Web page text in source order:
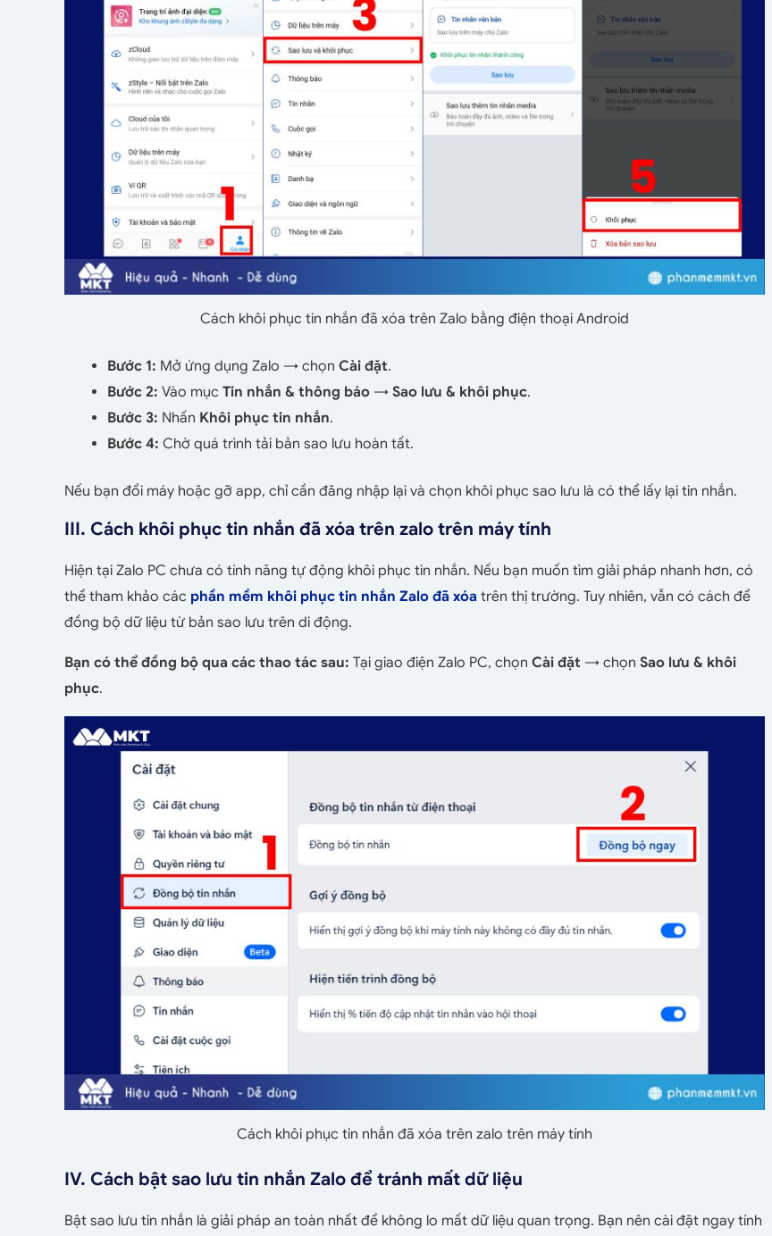
Cách khôi phục tin nhắn đã xóa trên Zalo bằng điện thoại Android
Bước 1: Mở ứng dụng Zalo → chọn Cài đặt.
Bước 2: Vào mục Tin nhắn & thông báo → Sao lưu & khôi phục.
Bước 3: Nhấn Khôi phục tin nhắn.
Bước 4: Chờ quá trình tải bản sao lưu hoàn tất.
Nếu bạn đổi máy hoặc gỡ app, chỉ cần đăng nhập lại và chọn khôi phục sao lưu là có thể lấy lại tin nhắn.
III. Cách khôi phục tin nhắn đã xóa trên zalo trên máy tính
Hiện tại Zalo PC chưa có tính năng tự động khôi phục tin nhắn. Nếu bạn muốn tìm giải pháp nhanh hơn, có
thể tham khảo các phần mềm khôi phục tin nhắn Zalo đã xóa trên thị trường. Tuy nhiên, vẫn có cách để
đồng bộ dữ liệu từ bản sao lưu trên di động.
Bạn có thể đồng bộ qua các thao tác sau: Tại giao điện Zalo PC, chọn Cài đặt → chọn Sao lưu & khôi
phục.
Cách khôi phục tin nhắn đã xóa trên zalo trên máy tính
IV. Cách bật sao lưu tin nhắn Zalo để tránh mất dữ liệu
Bật sao lưu tin nhắn là giải pháp an toàn nhất để không lo mất dữ liệu quan trọng. Bạn nên cài đặt ngay tính